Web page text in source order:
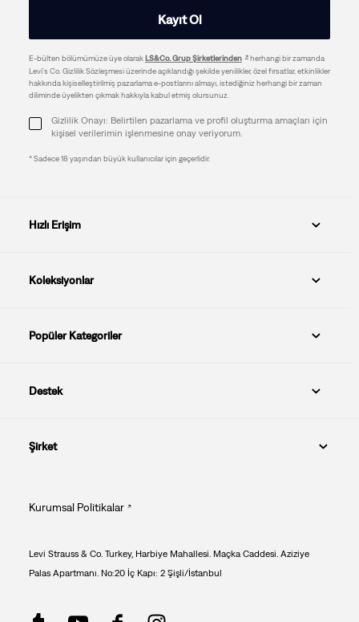
Kayıt Ol
E-bülten bölümümüze üye olarakLS&Co. Grup Şirketlerinden
herhangi bir zamanda
Levi's Co. Gizlilik Sözleşmesi üzerinde açıklandığı şekilde yenilikler, özel fırsatlar, etkinlikler
hakkında kişiselleştirilmiş pazarlama e-postlarını almayı, istediğiniz herhangi bir zaman
diliminde üyelikten çıkmak hakkıyla kabul etmiş olursunuz.
Gizlilik Onayı: Belirtilen pazarlama ve profil oluşturma amaçları için
kişisel verilerimin işlenmesine onay veriyorum.
* Sadece 18 yaşından büyük kullanıcılar için geçerlidir.
Hızlı Erişim
Koleksiyonlar
Popüler Kategoriler
Destek
Şirket
Kurumsal Politikalar
Levi Strauss & Co. Turkey, Harbiye Mahallesi. Maçka Caddesi. Aziziye
Palas Apartmanı. No:20 İç Kapı: 2 Şişli/İstanbul